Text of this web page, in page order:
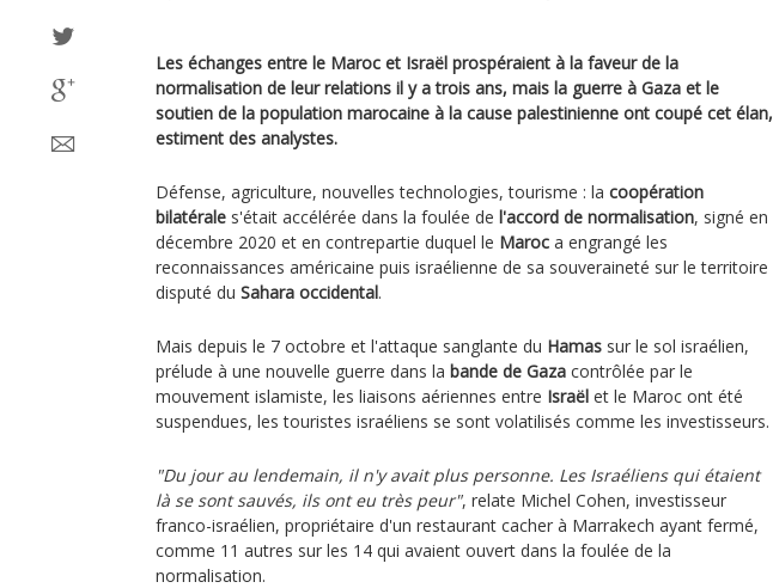
Les échanges entre le Maroc et Israël prospéraient à la faveur de la
normalisation de leur relations il y a trois ans, mais la guerre à Gaza et le
soutien de la population marocaine à la cause palestinienne ont coupé cet élan,
estiment des analystes.
Défense, agriculture, nouvelles technologies, tourisme : la coopération
bilatérale s'était accélérée dans la foulée de l'accord de normalisation, signé en
décembre 2020 et en contrepartie duquel le Maroc a engrangé les
reconnaissances américaine puis israélienne de sa souveraineté sur le territoire
disputé du Sahara occidental.
Mais depuis le 7 octobre et l'attaque sanglante du Hamas sur le sol israélien,
prélude à une nouvelle guerre dans la bande de Gaza contrôlée par le
mouvement islamiste, les liaisons aériennes entre Israël et le Maroc ont été
suspendues, les touristes israéliens se sont volatilisés comme les investisseurs.
"Du jour au lendemain, il n'y avait plus personne. Les Israéliens qui étaient
là se sont sauvés, ils ont eu très peur", relate Michel Cohen, investisseur
franco-israélien, propriétaire d'un restaurant cacher à Marrakech ayant fermé,
comme 11 autres sur les 14 qui avaient ouvert dans la foulée de la
normalisation.